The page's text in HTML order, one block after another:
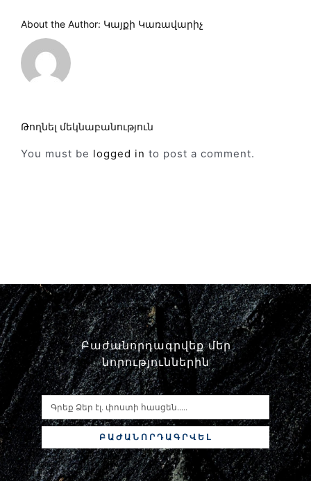
About the Author: Կայքի Կառավարիչ
Թողնել մեկնաբանություն
You must be logged in to post a comment.
Բաժանորդագրվեք մեր
նորություններին
ԲԱԺԱՆՈՐԴԱԳՐՎԵԼ